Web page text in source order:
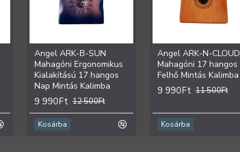
Angel ARK-B-SUN
Mahagóni Ergonomikus
Kialakítású 17 hangos
Nap Mintás Kalimba
9 990Ft 12 500Ft
Kosárba
Angel ARK-N-CLOUD
Mahagóni 17 hangos
Felhő Mintás Kalimba
9 990Ft 11 500Ft
Kosárba